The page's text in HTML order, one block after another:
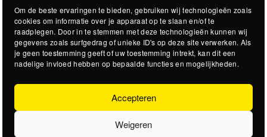
Om de beste ervaringen te bieden, gebruiken wij technologieën zoals
cookies om informatie over je apparaat op te slaan en/of te
raadplegen. Door in te stemmen met deze technologieën kunnen wij
gegevens zoals surfgedrag of unieke ID's op deze site verwerken. Als
je geen toestemming geeft of uw toestemming intrekt, kan dit een
nadelige invloed hebben op bepaalde functies en mogelijkheden.
Accepteren
Weigeren